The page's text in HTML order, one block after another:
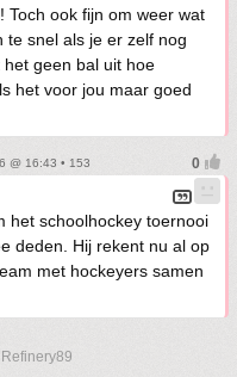
Toch ook fijn om weer wat
te snel als je er zelf nog
geen bal uit hoe
het voor jou maar goed
@ 16:43 • 153
het schoolhockey toernooi
deden. Hij rekent nu al op
met hockeyers samen